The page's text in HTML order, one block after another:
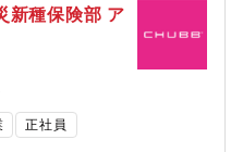
保険料率算出機構、外国損害
報告と指定された委員会に出
者に連携する。【入社後の教
オリエンテーションにご参加い
を身に着けていただきます。
を通して必要なスキルを身に
て】火災保険部は現在11名の
新種保険部 ア
正社員